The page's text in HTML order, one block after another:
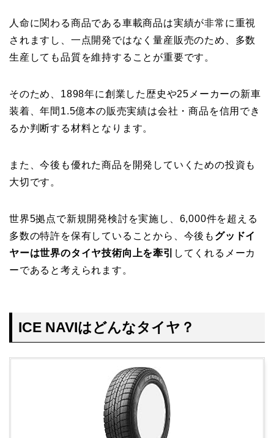
人命に関わる商品である車載商品は実績が非常に重視
されますし、一点開発ではなく量産販売のため、多数
生産しても品質を維持することが重要です。
そのため、1898年に創業した歴史や25メーカーの新車
装着、年間1.5億本の販売実績は会社・商品を信用でき
るか判断する材料となります。
また、今後も優れた商品を開発していくための投資も
大切です。
世界5拠点で新規開発検討を実施し、6,000件を超える
多数の特許を保有していることから、今後も グッドイ
ヤーは世界のタイヤ技術向上を牽引
してくれるメーカ
ーであると考えられます。
ICE NAVIはどんなタイヤ？